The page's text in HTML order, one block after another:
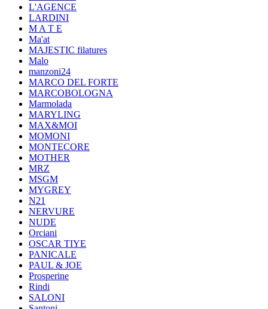
L'AGENCE
LARDINI
M A T E
Ma'at
MAJESTIC filatures
Malo
manzoni24
MARCO DEL FORTE
MARCOBOLOGNA
Marmolada
MARYLING
MAX&MOI
MOMONI
MONTECORE
MOTHER
MRZ
MSGM
MYGREY
N21
NERVURE
NUDE
Orciani
OSCAR TIYE
PANICALE
PAUL & JOE
Prosperine
Rindi
SALONI